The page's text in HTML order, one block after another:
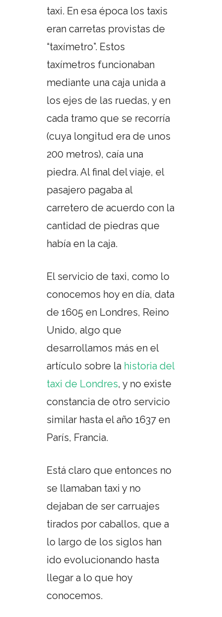
taxi. En esa época los taxis
eran carretas provistas de
“taxímetro”. Estos
taxímetros funcionaban
mediante una caja unida a
los ejes de las ruedas, y en
cada tramo que se recorría
(cuya longitud era de unos
200 metros), caía una
piedra. Al final del viaje, el
pasajero pagaba al
carretero de acuerdo con la
cantidad de piedras que
había en la caja.
El servicio de taxi, como lo
conocemos hoy en día, data
de 1605 en Londres, Reino
Unido, algo que
desarrollamos más en el
artículo sobre la historia del
taxi de Londres, y no existe
constancia de otro servicio
similar hasta el año 1637 en
París, Francia.
Está claro que entonces no
se llamaban taxi y no
dejaban de ser carruajes
tirados por caballos, que a
lo largo de los siglos han
ido evolucionando hasta
llegar a lo que hoy
conocemos.